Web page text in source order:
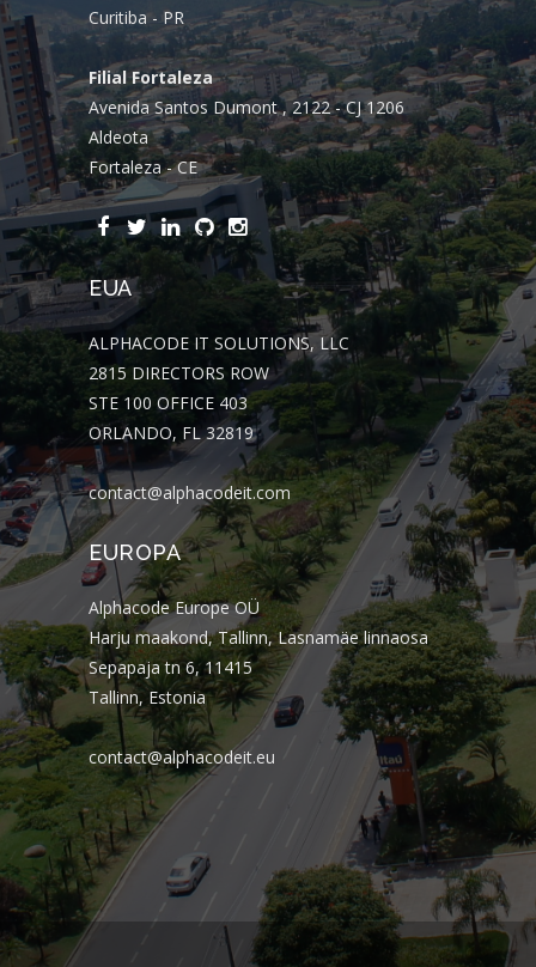
Curitiba - PR
Filial Fortaleza
Avenida Santos Dumont , 2122 - CJ 1206
Aldeota
Fortaleza - CE
EUA
ALPHACODE IT SOLUTIONS, LLC
2815 DIRECTORS ROW
STE 100 OFFICE 403
ORLANDO, FL 32819
contact@alphacodeit.com
EUROPA
Alphacode Europe OÜ
Harju maakond, Tallinn, Lasnamäe linnaosa
Sepapaja tn 6, 11415
Tallinn, Estonia
contact@alphacodeit.eu